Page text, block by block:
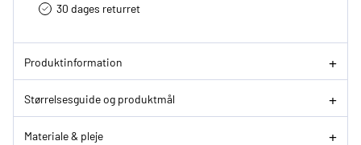
30 dages returret
Produktinformation
Størrelsesguide og produktmål
Materiale & pleje